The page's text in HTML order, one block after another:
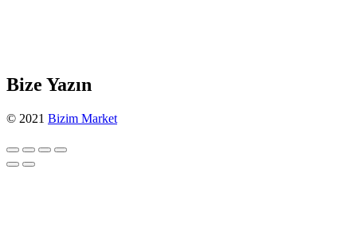
Bize Yazın
© 2021 Bizim Market